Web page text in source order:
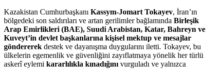
Kazakistan Cumhurbaşkanı Kassym-Jomart Tokayev, İran’ın
bölgedeki son saldırıları ve artan gerilimler bağlamında Birleşik
Arap Emirlikleri (BAE), Suudi Arabistan, Katar, Bahreyn ve
Kuveyt’in devlet başkanlarına kişisel mektup ve mesajlar
göndererek destek ve dayanışma duygularını iletti. Tokayev, bu
ülkelerin egemenlik ve güvenliğini zayıflatmaya yönelik her türlü
askerî eylemi kararlılıkla kınadığınıvurguladı ve yalnızca